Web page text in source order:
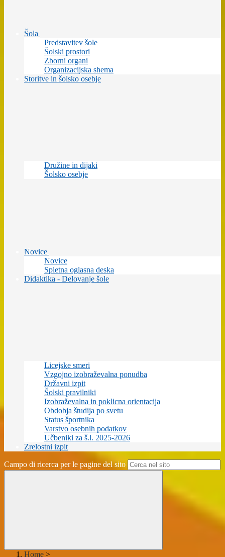
Šola
Predstavitev šole
Šolski prostori
Zborni organi
Organizacijska shema
Storitve in šolsko osebje
Družine in dijaki
Šolsko osebje
Novice
Novice
Spletna oglasna deska
Didaktika - Delovanje šole
Licejske smeri
Vzgojno izobraževalna ponudba
Državni izpit
Šolski pravilniki
Izobraževalna in poklicna orientacija
Obdobja študija po svetu
Status športnika
Varstvo osebnih podatkov
Učbeniki za š.l. 2025-2026
Zrelostni izpit
Campo di ricerca per le pagine del sito
Home >